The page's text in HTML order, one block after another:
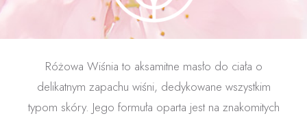
Różowa Wiśnia to aksamitne masło do ciała o
delikatnym zapachu wiśni, dedykowane wszystkim
typom skóry. Jego formuła oparta jest na znakomitych